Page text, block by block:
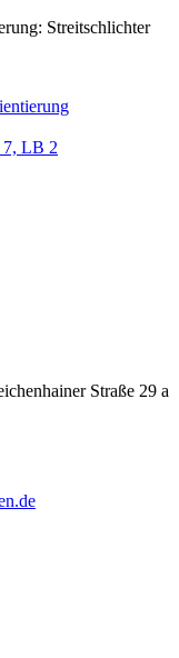
Streitschlichter
LB 2
Straße 29 a